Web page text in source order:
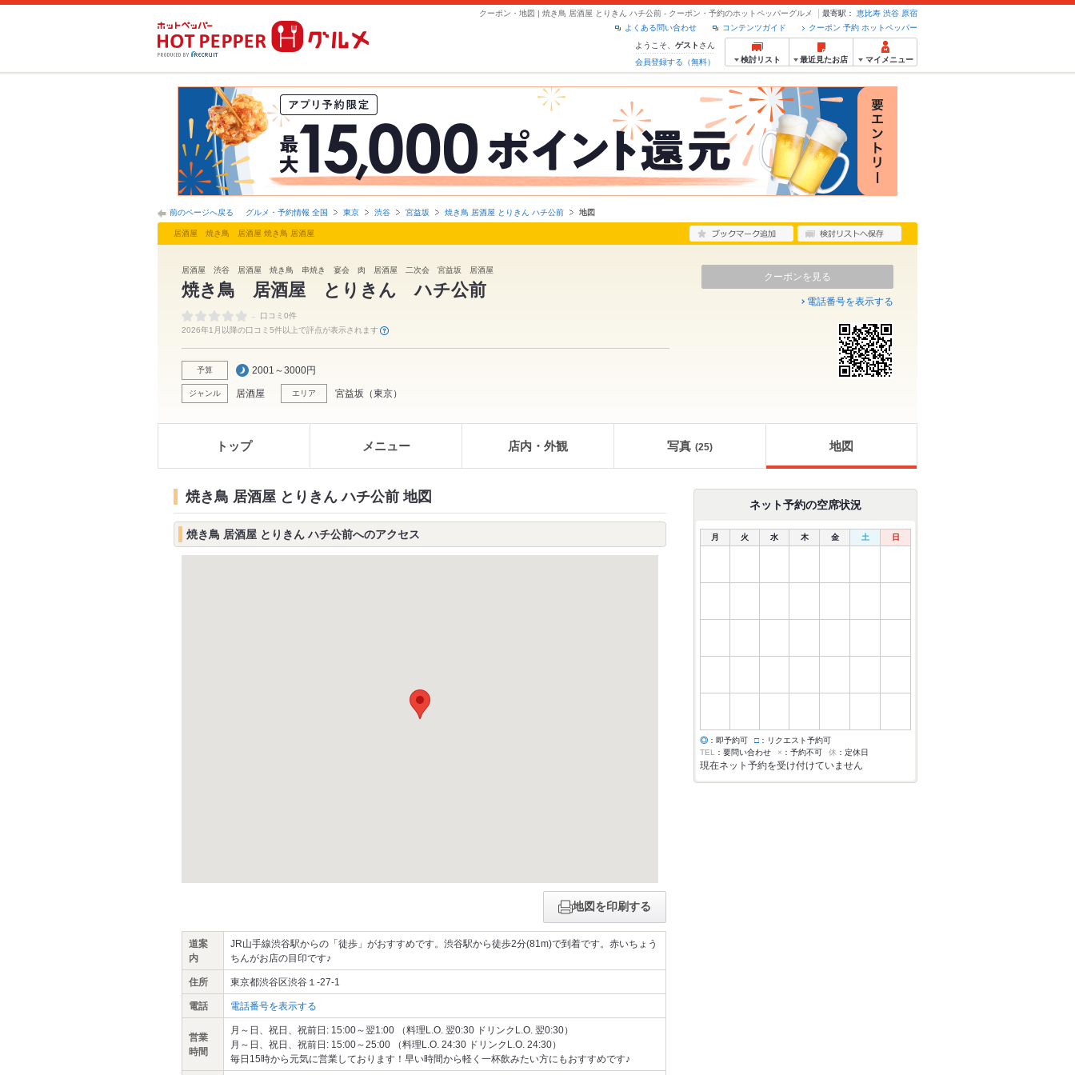
クーポン・地図 | 焼き鳥 居酒屋 とりきん ハチ公前 - クーポン・予約のホットペッパーグルメ 最寄駅： 恵比寿 渋谷 原宿
クーポン 予約 ホットペッパー
コンテンツガイド
よくある問い合わせ
ようこそ、 ゲスト さん
会員登録する（無料）
検討リスト 最近見たお店 マイメニュー
前のページへ戻る グルメ・予約情報 全国 東京 渋谷 宮益坂 焼き鳥 居酒屋 とりきん ハチ公前 地図
居酒屋 焼き鳥 居酒屋 焼き鳥 居酒屋
居酒屋 渋谷 居酒屋 焼き鳥 串焼き 宴会 肉 居酒屋 二次会 宮益坂 居酒屋
焼き鳥 居酒屋 とりきん ハチ公前
-
口コミ0件
2026年1月以降の口コミ5件以上で評点が表示されます
予算 2001～3000円
ジャンル 居酒屋 エリア 宮益坂 （東京）
クーポンを見る
電話番号を表示する
トップ メニュー 店内・外観 写真 (25) 地図
焼き鳥 居酒屋 とりきん ハチ公前 地図
焼き鳥 居酒屋 とりきん ハチ公前へのアクセス
地図を印刷する
道案
内
JR山手線渋谷駅からの「徒歩」がおすすめです。渋谷駅から徒歩2分(81m)で到着です。赤いちょう
ちんがお店の目印です♪
住所 東京都渋谷区渋谷１-27-1
電話 電話番号を表示する
営業
時間
月～日、祝日、祝前日: 15:00～翌1:00 （料理L.O. 翌0:30 ドリンクL.O. 翌0:30）
月～日、祝日、祝前日: 15:00～25:00 （料理L.O. 24:30 ドリンクL.O. 24:30）
毎日15時から元気に営業しております！早い時間から軽く一杯飲みたい方にもおすすめです♪
ネット予約の空席状況
月 火 水 木 金 土 日
◎ ：即予約可 □ ：リクエスト予約可
TEL
：要問い合わせ × ：予約不可 休 ：定休日
現在ネット予約を受け付けていません